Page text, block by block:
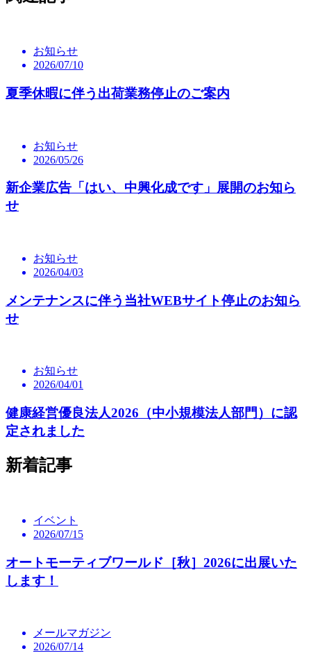
お知らせ
2026/07/10
夏季休暇に伴う出荷業務停止のご案内
お知らせ
2026/05/26
新企業広告「はい、中興化成です」展開のお知ら
せ
お知らせ
2026/04/03
メンテナンスに伴う当社WEBサイト停止のお知ら
せ
お知らせ
2026/04/01
健康経営優良法人2026（中小規模法人部門）に認
定されました
新着記事
イベント
2026/07/15
オートモーティブワールド［秋］2026に出展いた
します！
メールマガジン
2026/07/14